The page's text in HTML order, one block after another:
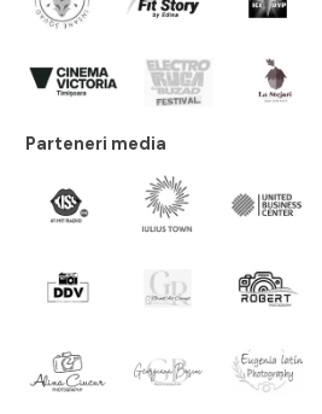
Parteneri media